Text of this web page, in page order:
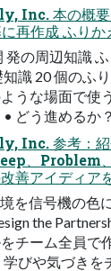
Inc. 本の概要
再作成 ふりか
発の周辺知識
識 20 個のふ
うな場面で使
どう進めるか？
Inc. 参考：紹
、Problem
善アイディア
を信号機の色
the
チーム全員で
びや気づきを